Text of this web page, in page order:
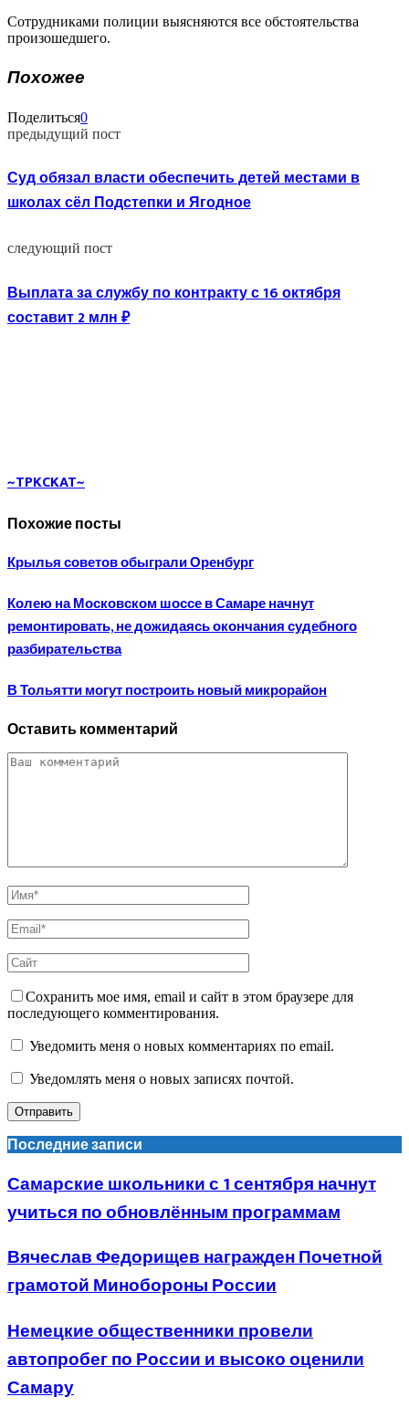
Сотрудниками полиции выясняются все обстоятельства
произошедшего.
Похожее
Поделиться0
предыдущий пост
Суд обязал власти обеспечить детей местами в
школах сёл Подстепки и Ягодное
следующий пост
Выплата за службу по контракту с 16 октября
составит 2 млн ₽
~TPKCKAT~
Похожие посты
Крылья советов обыграли Оренбург
Колею на Московском шоссе в Самаре начнут
ремонтировать, не дожидаясь окончания судебного
разбирательства
В Тольятти могут построить новый микрорайон
Оставить комментарий
Сохранить мое имя, email и сайт в этом браузере для
последующего комментирования.
Уведомить меня о новых комментариях по email.
Уведомлять меня о новых записях почтой.
Последние записи
Самарские школьники с 1 сентября начнут
учиться по обновлённым программам
Вячеслав Федорищев награжден Почетной
грамотой Минобороны России
Немецкие общественники провели
автопробег по России и высоко оценили
Самару